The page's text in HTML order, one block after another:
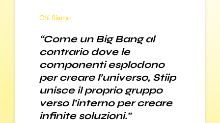
Chi Siamo
“Come un Big Bang al
contrario dove le
componenti esplodono
per creare l’universo, Stiip
unisce il proprio gruppo
verso l’interno per creare
infinite soluzioni.”